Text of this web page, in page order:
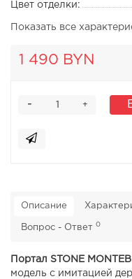
Цвет отделки:
Показать все
1 490 BYN
+
-
Описание
Вопрос - Ответ 0
Портал STONE
модель с имитацией